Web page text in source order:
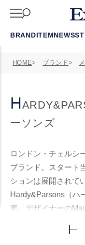
BRANDITEMNEWS
HOME ブランド
H
ーソンズ
ロンドン・チェルシ
ブランド。スタート
ションは展開されて
Hardy&Parsons（ハ
更。デザイナーの
上質なブライドルレ